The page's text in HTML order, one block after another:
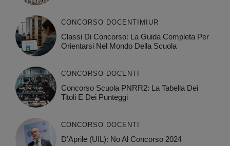
CONCORSO DOCENTI MIUR
Classi Di Concorso: La Guida Completa Per
Orientarsi Nel Mondo Della Scuola
CONCORSO DOCENTI
Concorso Scuola PNRR2: La Tabella Dei
Titoli E Dei Punteggi
CONCORSO DOCENTI
D’Aprile (UIL): No Al Concorso 2024